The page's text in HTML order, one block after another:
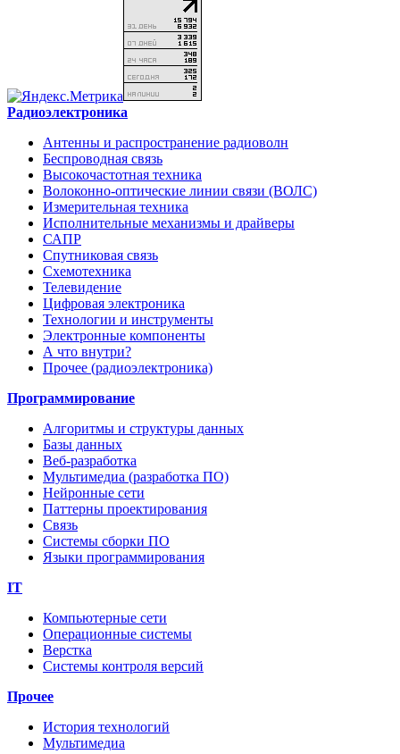
Радиоэлектроника
Антенны и распространение радиоволн
Беспроводная связь
Высокочастотная техника
Волоконно-оптические линии связи (ВОЛС)
Измерительная техника
Исполнительные механизмы и драйверы
САПР
Спутниковая связь
Схемотехника
Телевидение
Цифровая электроника
Технологии и инструменты
Электронные компоненты
А что внутри?
Прочее (радиоэлектроника)
Программирование
Алгоритмы и структуры данных
Базы данных
Веб-разработка
Мультимедиа (разработка ПО)
Нейронные сети
Паттерны проектирования
Связь
Системы сборки ПО
Языки программирования
IT
Компьютерные сети
Операционные системы
Верстка
Системы контроля версий
Прочее
История технологий
Мультимедиа